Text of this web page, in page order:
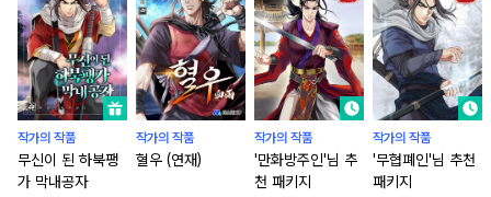
작가의 작품
무신이 된 하북팽
가 막내공자
작가의 작품
혈우 (연재)
작가의 작품
'만화방주인'님 추
천 패키지
작가의 작품
'무협폐인'님 추천
패키지